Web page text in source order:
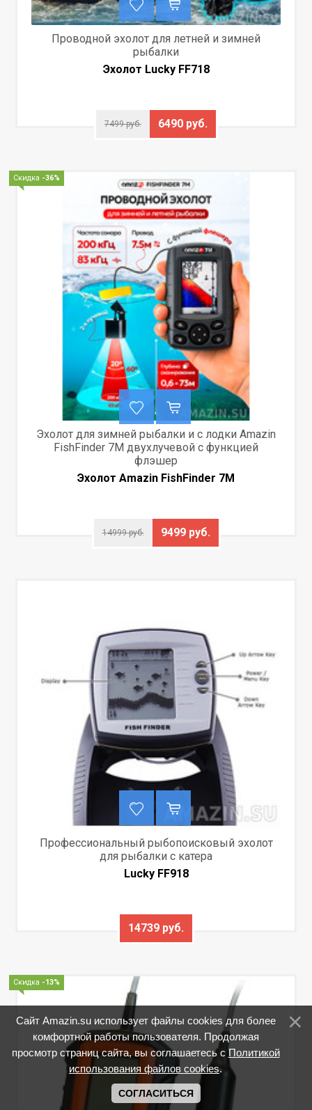
Проводной эхолот для летней и зимней
рыбалки
Эхолот Lucky FF718
7499 руб. 6490 руб.
Скидка -36%
Эхолот для зимней рыбалки и с лодки Amazin
FishFinder 7M двухлучевой с функцией
флэшер
Эхолот Amazin FishFinder 7M
14999 руб. 9499 руб.
Профессиональный рыбопоисковый эхолот
для рыбалки с катера
Lucky FF918
14739 руб.
Скидка -13%
Сайт Amazin.su использует файлы cookies для более
комфортной работы пользователя. Продолжая
просмотр страниц сайта, вы соглашаетесь сПолитикой
использования файлов cookies.
СОГЛАСИТЬСЯ